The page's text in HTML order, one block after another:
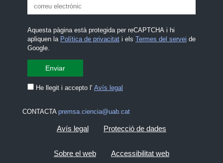
Aquesta pàgina està protegida per reCAPTCHA i hi
apliquen la Política de privacitati els Termes del servei de
Google.
He llegit i accepto l' Avís legal
CONTACTA premsa.ciencia@uab.cat
Avís legal Protecció de dades
Sobre el web Accessibilitat web